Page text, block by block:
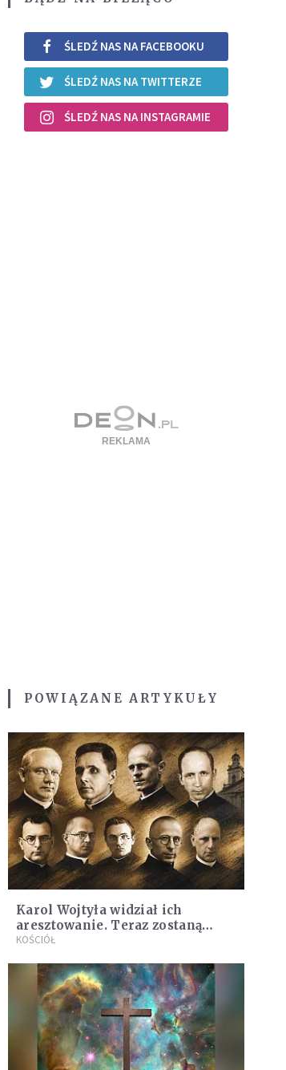
ŚLEDŹ NAS NA FACEBOOKU
ŚLEDŹ NAS NA TWITTERZE
ŚLEDŹ NAS NA INSTAGRAMIE
POWIĄZANE ARTYKUŁY
Karol Wojtyła widział ich
aresztowanie. Teraz zostaną
błogosławionymi
KOŚCIÓŁ